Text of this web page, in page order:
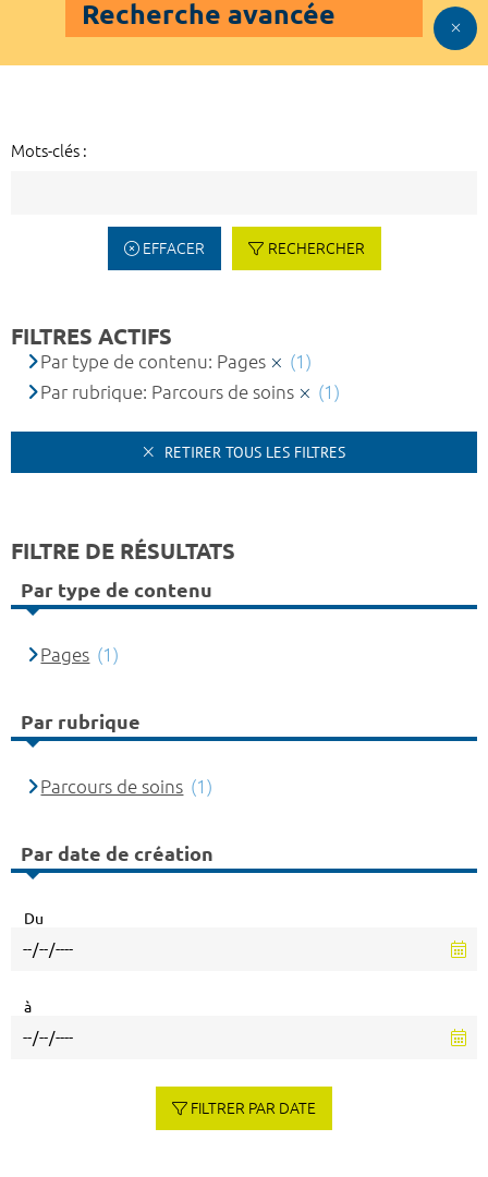
Recherche avancée
Mots-clés :
EFFACER RECHERCHER
FILTRES ACTIFS
Par type de contenu: Pages
(1)
Par rubrique: Parcours de soins
(1)
RETIRER TOUS LES FILTRES
FILTRE DE RÉSULTATS
Par type de contenu
Pages (1)
Par rubrique
Parcours de soins (1)
Par date de création
Du
à
FILTRER PAR DATE